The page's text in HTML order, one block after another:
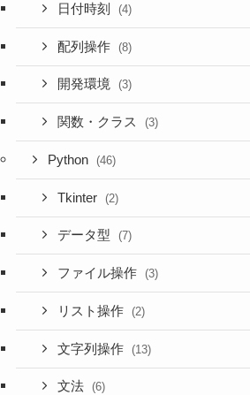
日付時刻 (4)
配列操作 (8)
開発環境 (3)
関数・クラス (3)
Python (46)
Tkinter (2)
データ型 (7)
ファイル操作 (3)
リスト操作 (2)
文字列操作 (13)
文法 (6)